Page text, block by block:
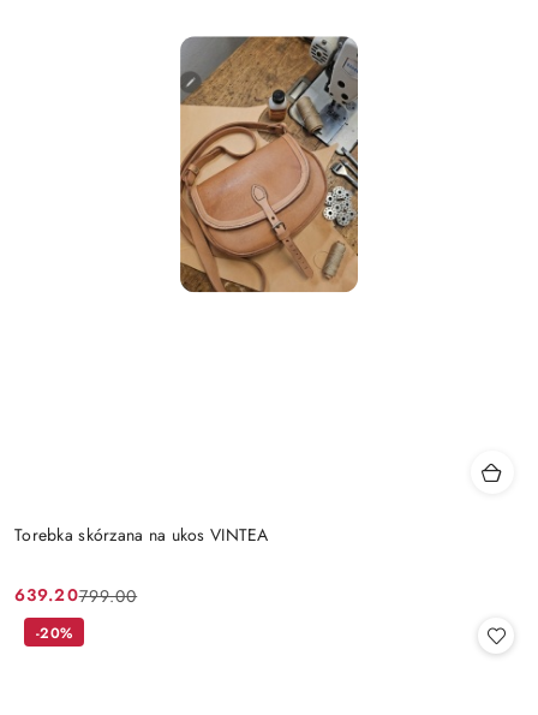
Torebka skórzana na ukos VINTEA
Cena
promocyjna:
639.20
Cena
przed
799.00
-20%